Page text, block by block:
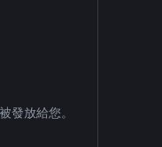
發放給您。